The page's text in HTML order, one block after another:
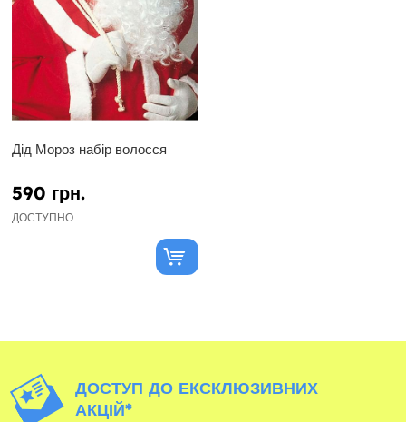
Дід Мороз набір волосся
590 грн.
ДОСТУПНО
ДОСТУП ДО ЕКСКЛЮЗИВНИХ
АКЦІЙ*